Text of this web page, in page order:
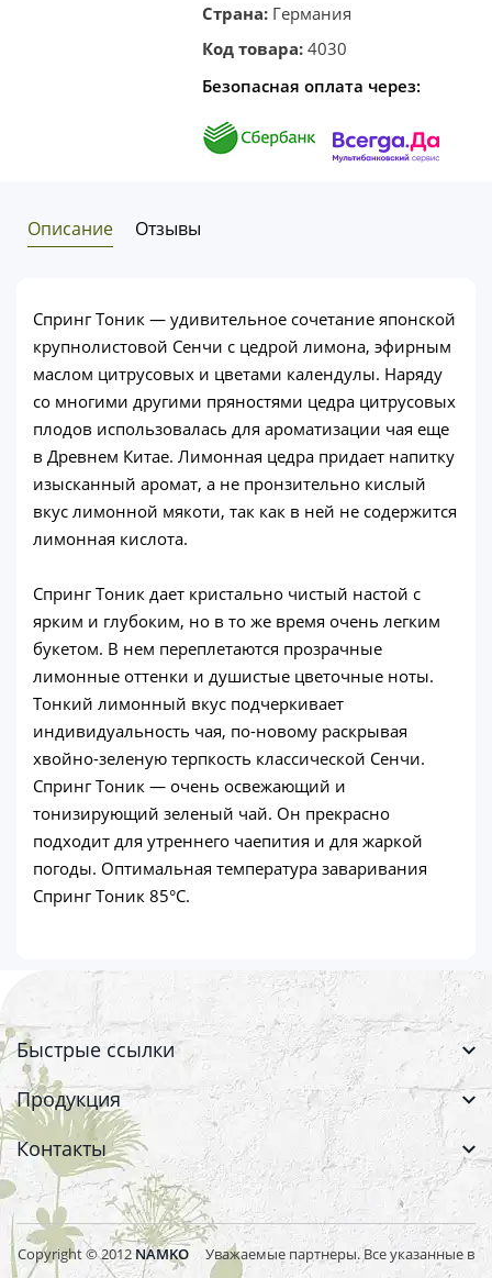
Страна: Германия
Код товара: 4030
Безопасная оплата через:
Описание Отзывы
Спринг Тоник — удивительное сочетание японской
крупнолистовой Сенчи с цедрой лимона, эфирным
маслом цитрусовых и цветами календулы. Наряду
со многими другими пряностями цедра цитрусовых
плодов использовалась для ароматизации чая еще
в Древнем Китае. Лимонная цедра придает напитку
изысканный аромат, а не пронзительно кислый
вкус лимонной мякоти, так как в ней не содержится
лимонная кислота.
Спринг Тоник дает кристально чистый настой с
ярким и глубоким, но в то же время очень легким
букетом. В нем переплетаются прозрачные
лимонные оттенки и душистые цветочные ноты.
Тонкий лимонный вкус подчеркивает
индивидуальность чая, по-новому раскрывая
хвойно-зеленую терпкость классической Сенчи.
Спринг Тоник — очень освежающий и
тонизирующий зеленый чай. Он прекрасно
подходит для утреннего чаепития и для жаркой
погоды. Оптимальная температура заваривания
Спринг Тоник 85°С.
Быстрые ссылки
Продукция
Контакты
Copyright © 2012 NAMKO Уважаемые партнеры. Все указанные в